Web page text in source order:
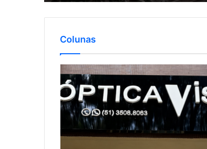
Colunas